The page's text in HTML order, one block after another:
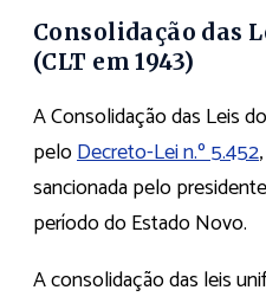
Consolidação das
(CLT em 1943)
A Consolidação das Leis
peloDecreto-Lei n.º 5.452
sancionada pelo
período do Estado Novo.
A consolidação das leis